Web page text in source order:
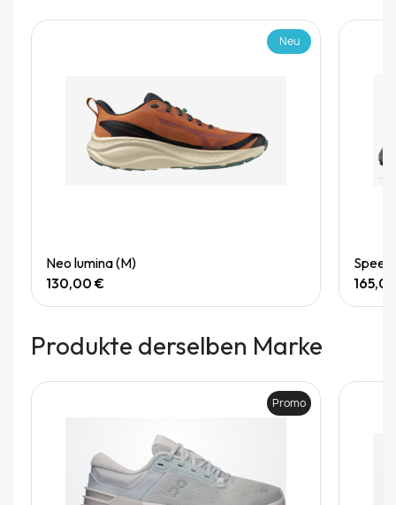
Neu
Neo lumina (M)
130,00 €
Produkte derselben Marke
Promo